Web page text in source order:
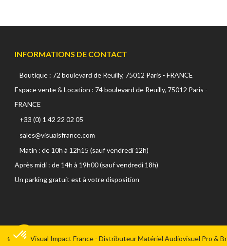
BirdDog (1 produit)
Camrade (36 produits)
Canford (1 produit)
Canon (183 produits)
Caruba (6 produits)
Chrosziel (22 produits)
Cineroid (4 produits)
Clouzen (0 produit)
Cordial (9 produits)
INFORMATIONS DE CONTACT
Boutique : 72 boulevard de Reuilly, 75012 Paris - FRANCE
Espace vente & Location : 74 boulevard de Reuilly, 75012 Paris -
FRANCE
+33 (0) 1 42 22 02 05
sales@visualsfrance.com
Matin : de 10h à 12h15 (sauf vendredi 12h)
Après midi : de 14h à 19h00 (sauf vendredi 18h)
Un parking gratuit est à votre disposition
©2026 Visual Impact France - Distributeur Matériel Audiovisuel Pro &
Notre plateforme vous permet d'adapter et de gérer vos